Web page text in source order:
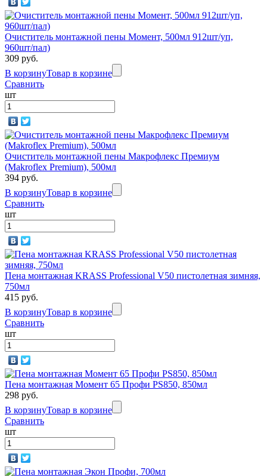
Очиститель монтажной пены Момент, 500мл 912шт/уп,
960шт/пал)
309 руб.
В корзинуТовар в корзине
Сравнить
шт
Очиститель монтажной пены Макрофлекс Премиум
(Makroflex Premium), 500мл
394 руб.
В корзинуТовар в корзине
Сравнить
шт
Пена монтажная KRASS Professional V50 пистолетная зимняя,
750мл
415 руб.
В корзинуТовар в корзине
Сравнить
шт
Пена монтажная Момент 65 Профи PS850, 850мл
298 руб.
В корзинуТовар в корзине
Сравнить
шт